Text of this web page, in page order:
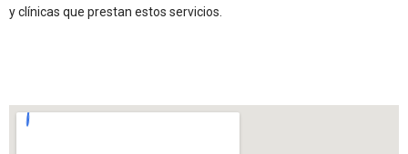
y clínicas que prestan estos servicios.